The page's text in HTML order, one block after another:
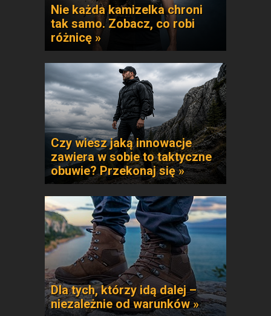
Nie każda kamizelka chroni
tak samo. Zobacz, co robi
różnicę »
Czy wiesz jaką innowacje
zawiera w sobie to taktyczne
obuwie? Przekonaj się »
Dla tych, którzy idą dalej –
niezależnie od warunków »